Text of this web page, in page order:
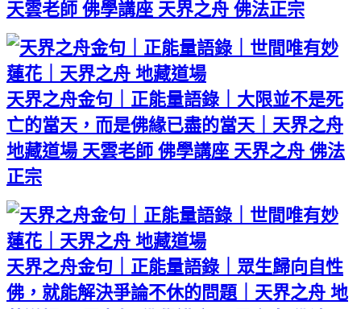
天雲老師 佛學講座 天界之舟 佛法正宗
天界之舟金句｜正能量語錄｜大限並不是死
亡的當天，而是佛緣已盡的當天｜天界之舟
地藏道場 天雲老師 佛學講座 天界之舟 佛法
正宗
天界之舟金句｜正能量語錄｜眾生歸向自性
佛，就能解決爭論不休的問題｜天界之舟 地